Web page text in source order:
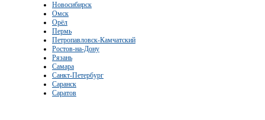
Новосибирск
Омск
Орёл
Пермь
Петропавловск-Камчатский
Ростов-на-Дону
Рязань
Самара
Санкт-Петербург
Саранск
Саратов